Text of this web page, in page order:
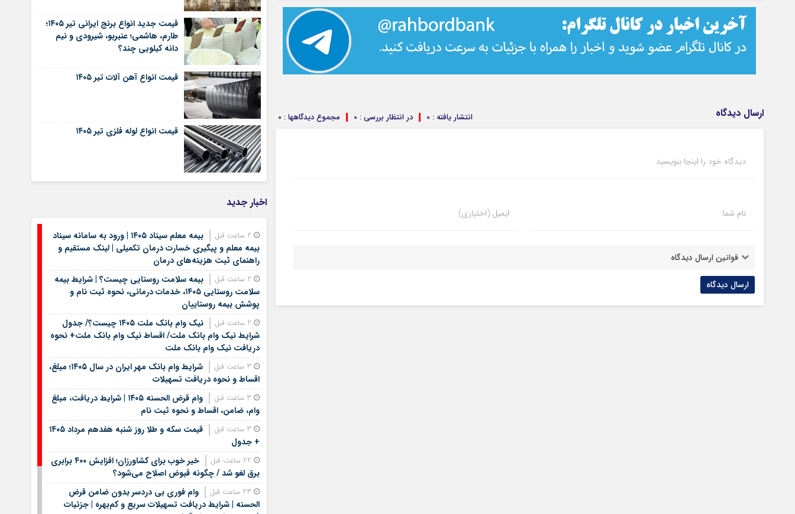
ارسال دیدگاه مجموع دیدگاهها : 0 در انتظار بررسی : 0 انتشار یافته : 0
دیدگاه خود را اینجا بنویسید
نام شما ایمیل (اختیاری)
قوانین ارسال دیدگاه
قیمت جدید انواع برنج ایرانی تیر ۱۴۰۵؛
طارم، هاشمی؛ عنبربو، شیرودی و نیم
دانه کیلویی چند؟
قیمت انواع آهن آلات تیر ۱۴۰۵
قیمت انواع لوله فلزی تیر ۱۴۰۵
اخبار جدید
بیمه معلم سیناد ۱۴۰۵ | ورود به سامانه سیناد
بیمه معلم و پیگیری خسارت درمان تکمیلی | لینک مستقیم و
راهنمای ثبت هزینه‌های درمان
بیمه سلامت روستایی چیست؟ | شرایط بیمه
سلامت روستایی ۱۴۰۵، خدمات درمانی، نحوه ثبت نام و
پوشش بیمه روستاییان
نیک وام بانک ملت ۱۴۰۵ چیست؟/ جدول
شرایط نیک وام بانک ملت/ اقساط نیک وام بانک ملت+ نحوه
دریافت نیک وام بانک ملت
شرایط وام بانک مهر ایران در سال ۱۴۰۵؛ مبلغ،
اقساط و نحوه دریافت تسهیلات
وام قرض الحسنه ۱۴۰۵ | شرایط دریافت، مبلغ
وام، ضامن، اقساط و نحوه ثبت نام
قیمت سکه و طلا روز شنبه هفدهم مرداد ۱۴۰۵
+ جدول
خبر خوب برای کشاورزان؛ افزایش ۴۰۰ برابری
برق لغو شد / چگونه قبوض اصلاح می‌شود؟
وام فوری بی دردسر بدون ضامن قرض
الحسنه | شرایط دریافت تسهیلات سریع و کم‌بهره | جزئیات